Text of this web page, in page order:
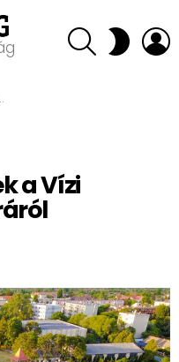
SEARCH SWITCH
SKIN
a Vízi